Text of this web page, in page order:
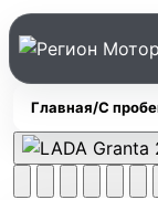
Главная/С